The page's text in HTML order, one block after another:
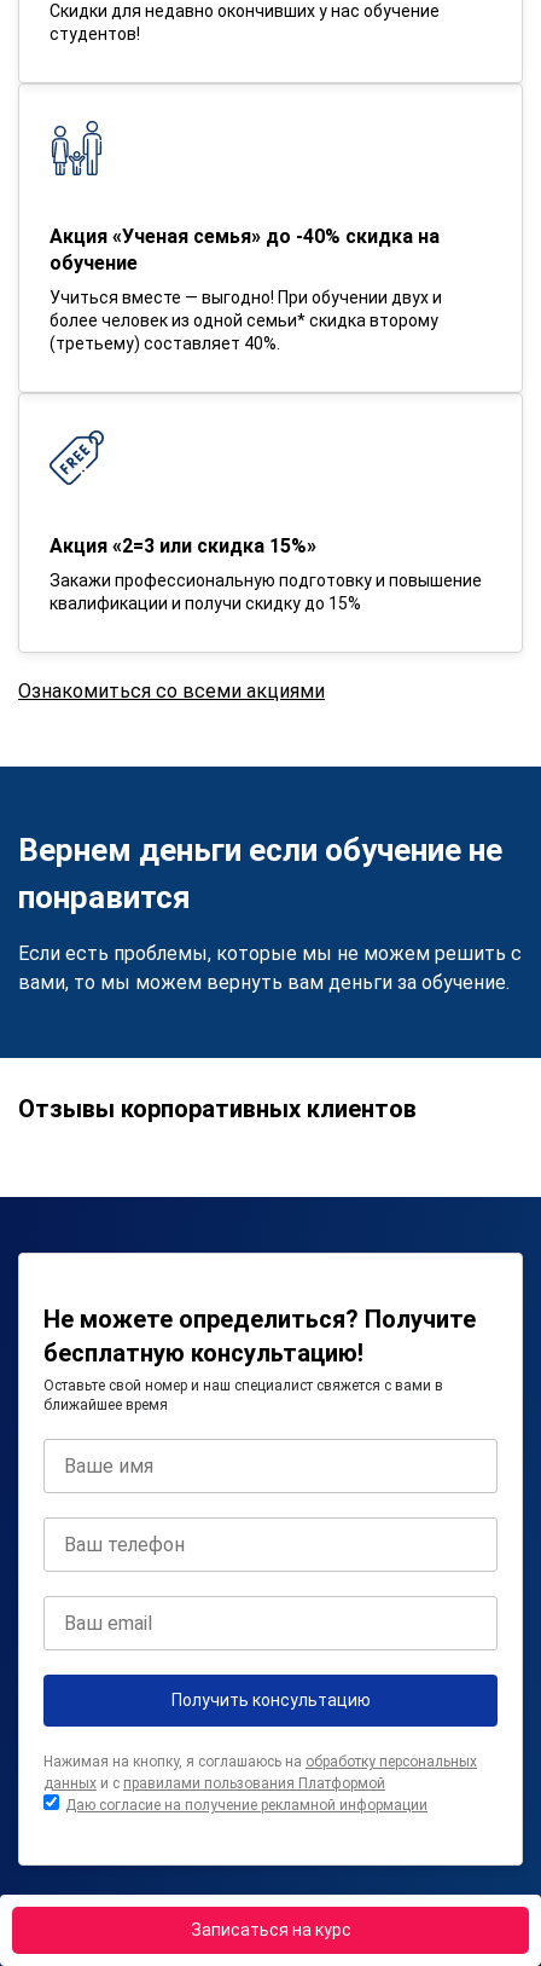
Записаться на курс
Скидки для недавно окончивших у нас обучение
студентов!
Акция «Ученая семья» до -40% скидка на
обучение
Учиться вместе — выгодно! При обучении двух и
более человек из одной семьи* скидка второму
(третьему) составляет 40%.
Акция «2=3 или скидка 15%»
Закажи профессиональную подготовку и повышение
квалификации и получи скидку до 15%
Ознакомиться со всеми акциями
Вернем деньги если обучение не
понравится
Если есть проблемы, которые мы не можем решить с
вами, то мы можем вернуть вам деньги за обучение.
Отзывы корпоративных клиентов
Не можете определиться? Получите
бесплатную консультацию!
Оставьте свой номер и наш специалист свяжется с вами в
ближайшее время
Получить консультацию
Нажимая на кнопку, я соглашаюсь на обработку персональных
данных и с правилами пользования Платформой
Даю согласие на получение рекламной информации